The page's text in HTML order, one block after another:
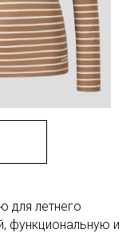
для летнего
функциональную и